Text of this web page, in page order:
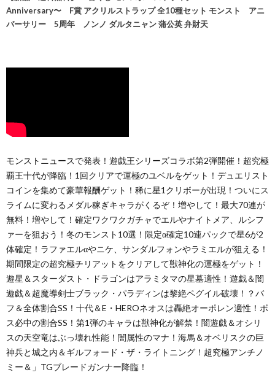
Anniversary〜 F賞 アクリルストラップ 全10種セット モンスト アニ
バーサリー 5周年 ノンノ ダルタニャン 蒲公英 弁財天
モンストニュースで発表！遊戯王シリーズコラボ第2弾開催！超究極
覇王十代が降臨！1回クリアで運極のユベルをゲット！デュエリスト
コインを集めて豪華報酬ゲット！稀に星1クリボーが出現！ついにス
ライムに変わるメダル稼ぎキャラがくるぞ！増やして！最大70連が
無料！増やして！確定ワクワクガチャでエルやナイトメア、ルシフ
ァーを狙おう！冬のモンスト10選！限定α確定10連パックで星6が2
体確定！ラファエルαやニケ、サンダルフォンやラミエルが狙える！
期間限定の超究極チリアットをクリアして獣神化の運極をゲット！
遊星＆スターダスト・ドラゴンはアラミタマの星墓適性！遊戯＆闇
遊戯＆超魔導剣士ブラック・パラディンは黎絶ペグイル破壊！？バ
フ＆全体割合SS！十代＆E・HEROネオスは轟絶オーポレン適性！ボ
ス必中の割合SS！第1弾のキャラは獣神化が解禁！闇遊戯＆オシリ
スの天空竜はぶっ壊れ性能！闇属性のマナ！海馬＆オベリスクの巨
神兵と城之内＆ギルフォード・ザ・ライトニング！超究極アンチノ
ミー＆」TGブレードガンナー降臨！